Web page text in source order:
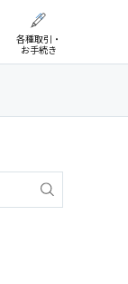
各種取引・
お手続き